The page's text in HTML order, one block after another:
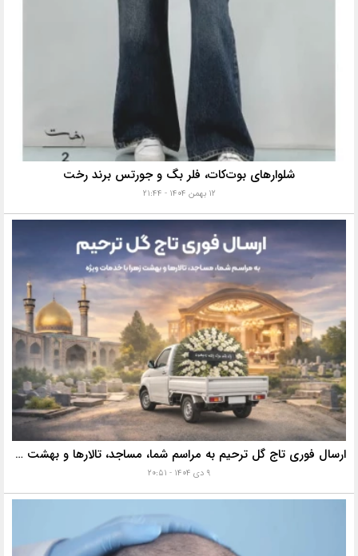
شلوارهای بوت‌کات، فلر بگ و جورتس برند رخت
۱۲ بهمن ۱۴۰۴ - ۲۱:۴۴
ارسال فوری تاج گل ترحیم به مراسم شما، مساجد، تالارها و بهشت زهرا با خدمات ویژه
۹ دی ۱۴۰۴ - ۲۰:۵۱